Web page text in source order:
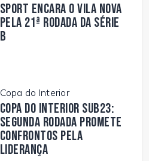
Sport encara o Vila Nova
pela 21ª rodada da Série
B
Copa do Interior
Copa do Interior Sub23:
segunda rodada promete
confrontos pela
liderança